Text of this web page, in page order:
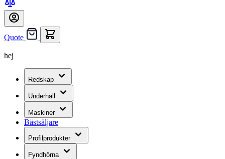
Quote
hej
Redskap
Underhåll
Maskiner
Bästsäljare
Profilprodukter
Fyndhörna